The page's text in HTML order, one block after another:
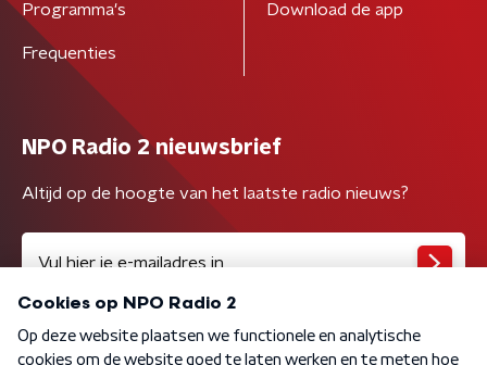
Programma's
Frequenties
Download de app
NPO Radio 2 nieuwsbrief
Altijd op de hoogte van het laatste radio nieuws?